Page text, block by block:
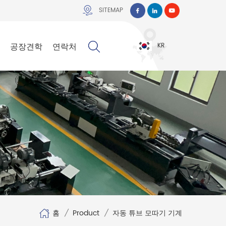
SITEMAP
KR
공장견학 연락처
홈 / Product / 자동 튜브 모따기 기계